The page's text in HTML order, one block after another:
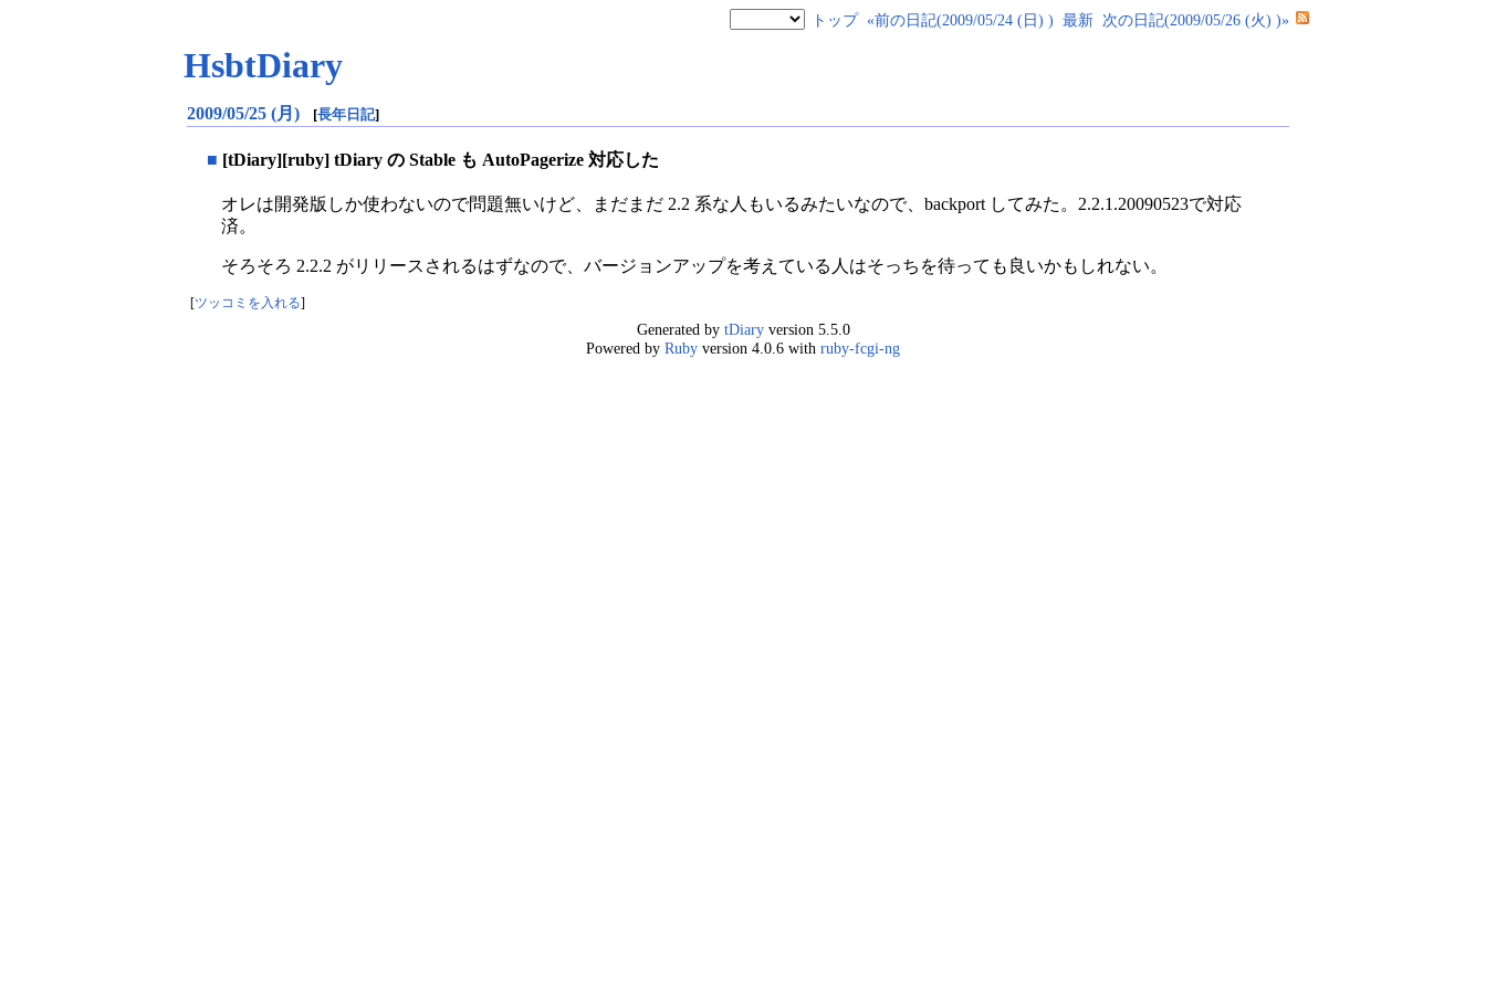
トップ «前の日記(2009/05/24 (日) ) 最新 次の日記(2009/05/26 (火) )»
HsbtDiary
2009/05/25 (月) [長年日記]
■ [tDiary][ruby] tDiary の Stable も AutoPagerize 対応した
オレは開発版しか使わないので問題無いけど、まだまだ 2.2 系な人もいるみたいなので、backport してみた。2.2.1.20090523で対応
済。
そろそろ 2.2.2 がリリースされるはずなので、バージョンアップを考えている人はそっちを待っても良いかもしれない。
[ツッコミを入れる]
Generated by tDiaryversion 5.5.0
Powered by Ruby version 4.0.6 with ruby-fcgi-ng